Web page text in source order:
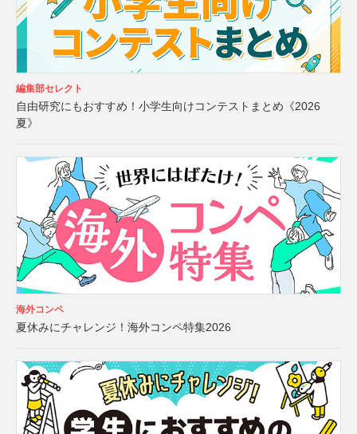
編集部セレクト
自由研究にもおすすめ！小学生向けコンテストまとめ《2026
夏》
海外コンペ
夏休みにチャレンジ！海外コンペ特集2026